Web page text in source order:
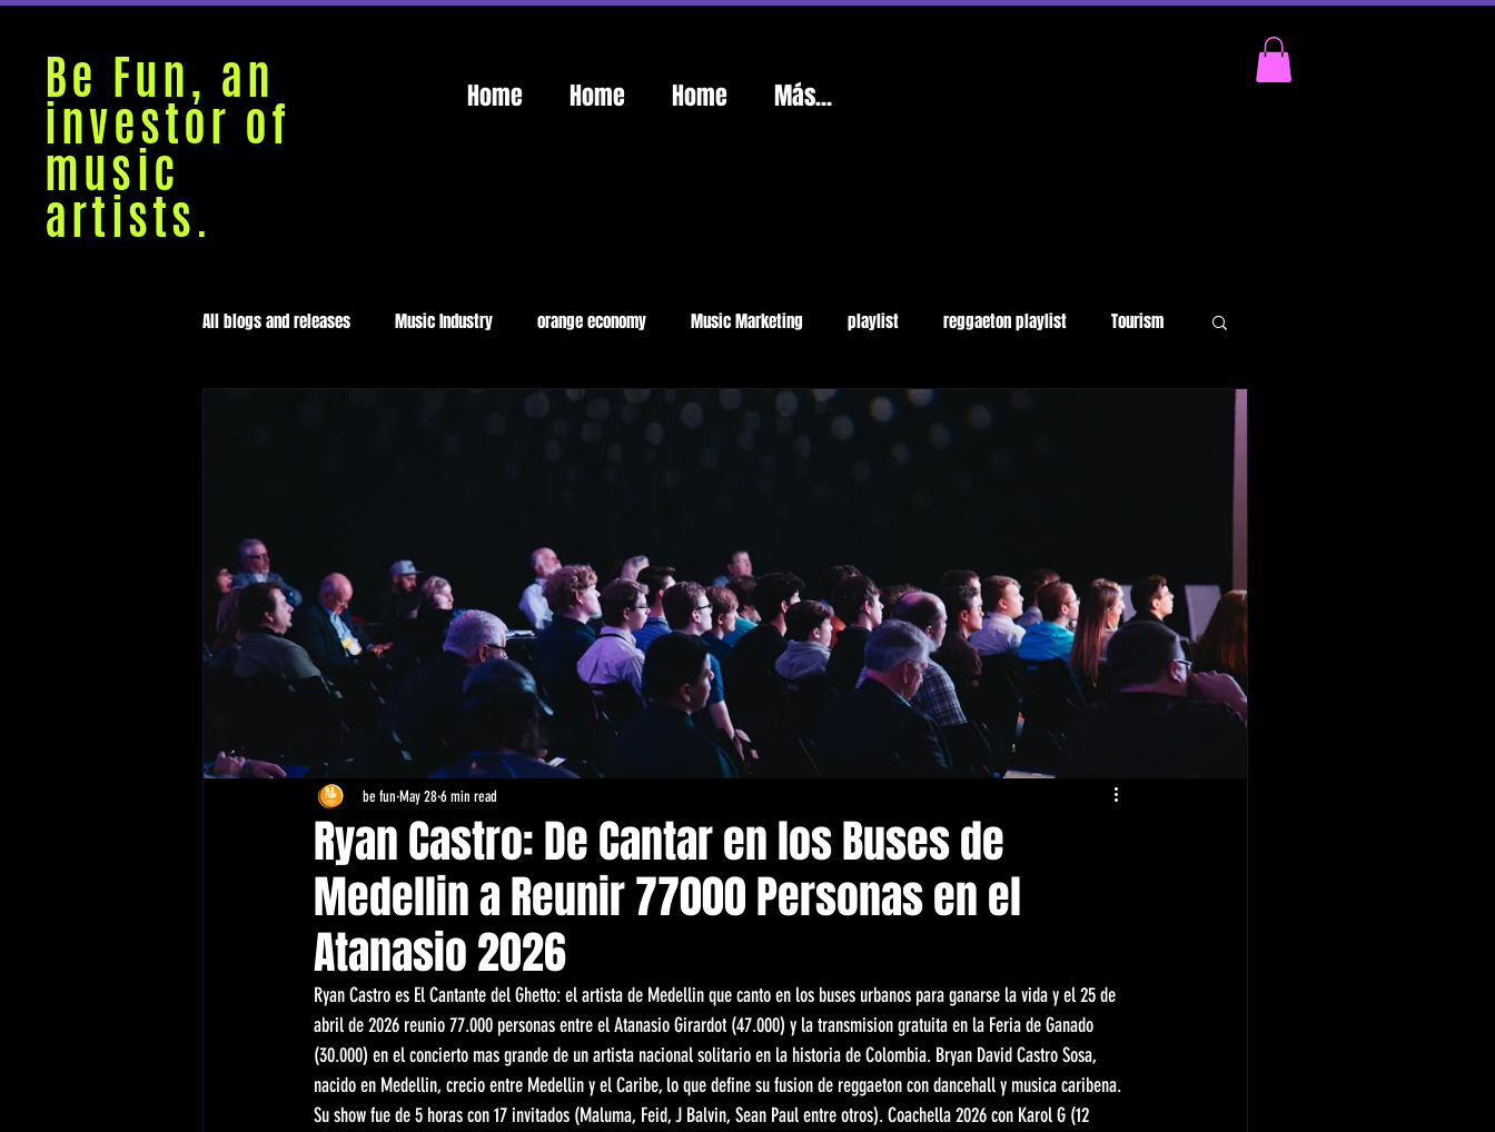
Be Fun, an
investor of
music
artists.
Home Home Home Más...
All blogs and releases Music Industry orange economy Music Marketing playlist reggaeton playlist Tourism
Ryan Castro: De Cantar en los Buses de
Medellin a Reunir 77000 Personas en el
Atanasio 2026
be fun May 286 min read
Ryan Castro es El Cantante del Ghetto: el artista de Medellin que canto en los buses urbanos para ganarse la vida y el 25 de
abril de 2026 reunio 77.000 personas entre el Atanasio Girardot (47.000) y la transmision gratuita en la Feria de Ganado
(30.000) en el concierto mas grande de un artista nacional solitario en la historia de Colombia. Bryan David Castro Sosa,
nacido en Medellin, crecio entre Medellin y el Caribe, lo que define su fusion de reggaeton con dancehall y musica caribena.
Su show fue de 5 horas con 17 invitados (Maluma, Feid, J Balvin, Sean Paul entre otros). Coachella 2026 con Karol G (12